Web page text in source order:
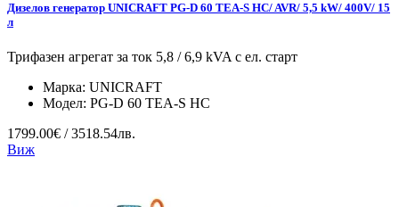
Дизелов генератор UNICRAFT PG-D 60 TEA-S HC/ AVR/ 5,5 kW/ 400V/ 15
л
Трифазен агрегат за ток 5,8 / 6,9 kVA с ел. старт
Марка: UNICRAFT
Модел: PG-D 60 TEA-S HC
1799.00€ / 3518.54лв.
Виж